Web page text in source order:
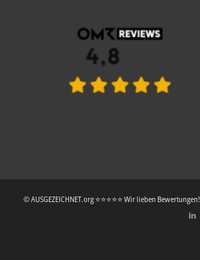
© AUSGEZEICHNET.org ⭐⭐⭐⭐⭐ Wir lieben Bewertungen!